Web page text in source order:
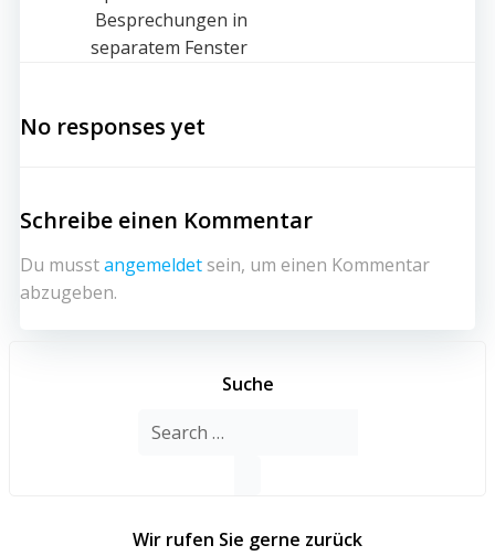
navigation
Besprechungen in
separatem Fenster
No responses yet
Schreibe einen Kommentar
Du musstangemeldet sein, um einen Kommentar
abzugeben.
Suche
Search
Wir rufen Sie gerne zurück